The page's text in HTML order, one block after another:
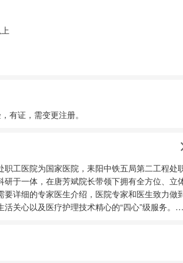
有证，需变更注册。
职工医院为国家医院，耒阳中铁五局第二工程处
研于一体，在唐芳斌院长带领下拥有全方位、立
要详细的专家医生介绍，医院专家和医生致力做
关心以及医疗护理技术精心的“四心”级服务。耒
二工程处职工医院专家
知名的专家教授，到临床经验丰富的骨干医生，